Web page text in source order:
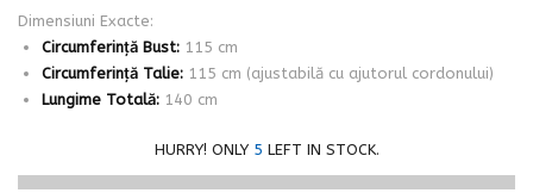
Dimensiuni Exacte:
Circumferință Bust:115 cm
Circumferință Talie:115 cm (ajustabilă cu ajutorul cordonului)
Lungime Totală:140 cm
HURRY! ONLY 5 LEFT IN STOCK.